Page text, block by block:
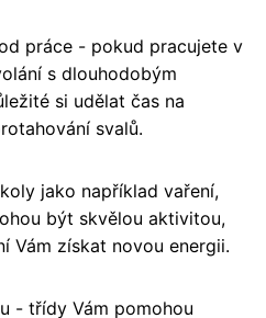
práce - pokud pracujete v
s dlouhodobým
si udělat čas na
svalů.
jako například vaření,
být skvělou aktivitou,
Vám získat novou energii.
- třídy Vám pomohou